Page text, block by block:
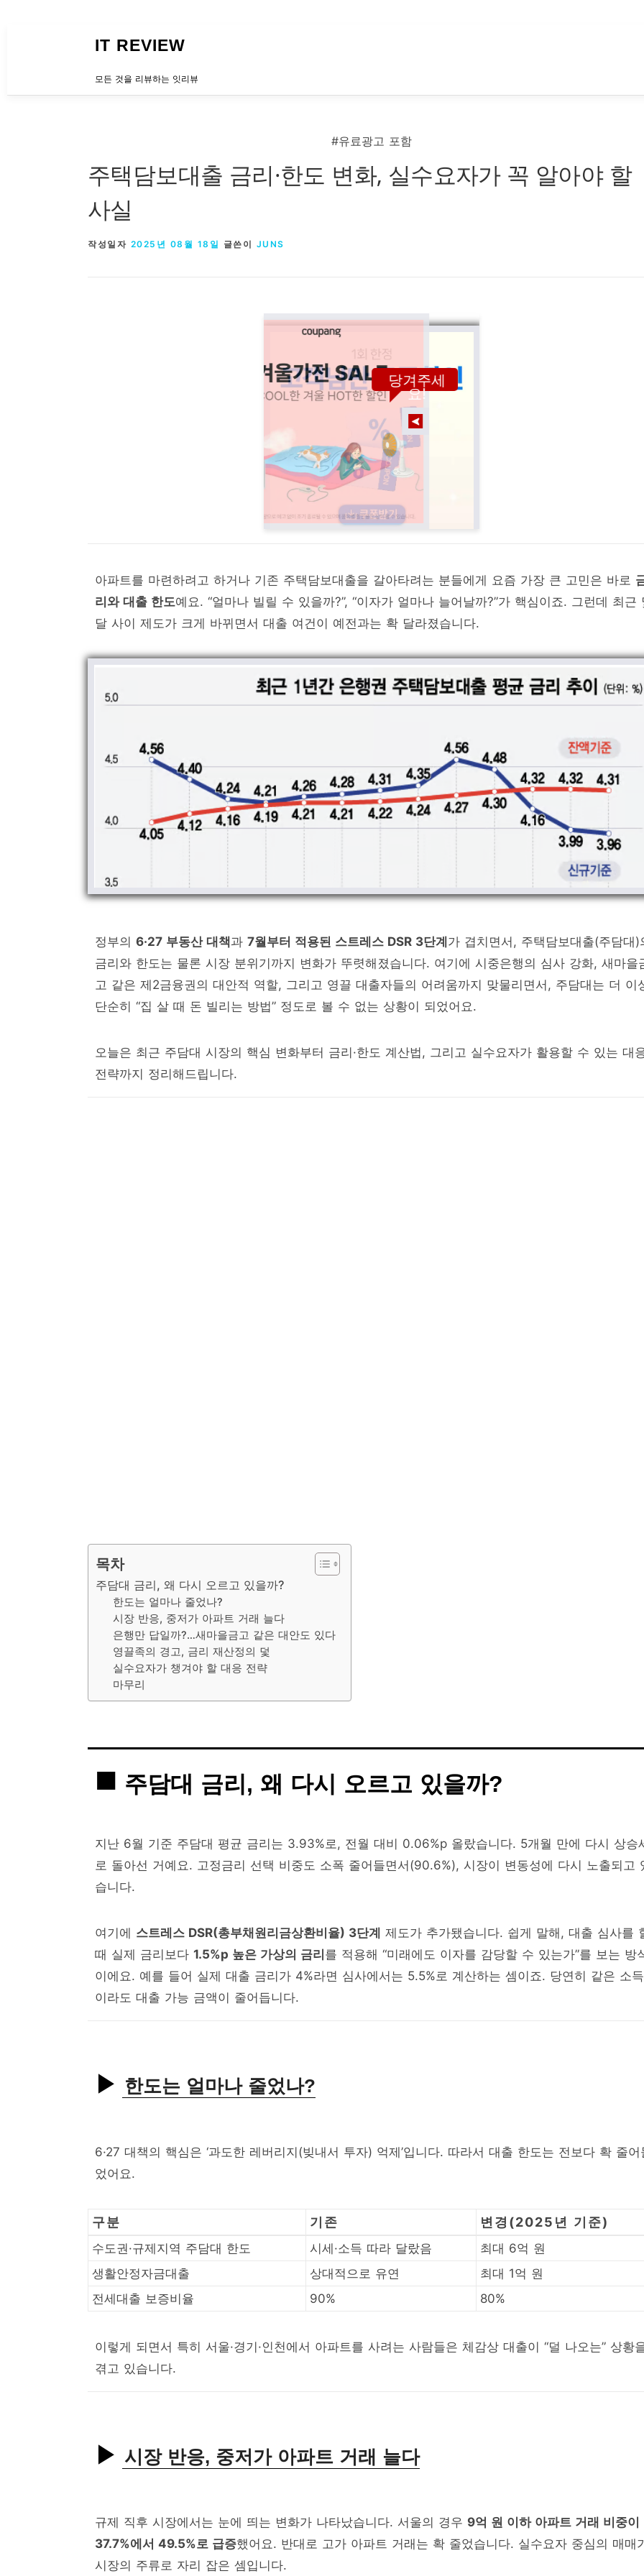
IT REVIEW
모든 것을 리뷰하는 잇리뷰
#유료광고 포함
주택담보대출 금리·한도 변화, 실수요자가 꼭 알아야 할
사실
작성일자 2025년 08월 18일 글쓴이 JUNS
당겨주세
요!
아파트를 마련하려고 하거나 기존 주택담보대출을 갈아타려는 분들에게 요즘 가장 큰 고민은 바로
리와 대출 한도예요. “얼마나 빌릴 수 있을까?”, “이자가 얼마나 늘어날까?”가 핵심이죠. 그런데 최근
달 사이 제도가 크게 바뀌면서 대출 여건이 예전과는 확 달라졌습니다.
정부의 6·27 부동산 대책과 7월부터 적용된 스트레스 DSR 3단계가 겹치면서, 주택담보대출(주담대)
금리와 한도는 물론 시장 분위기까지 변화가 뚜렷해졌습니다. 여기에 시중은행의 심사 강화, 새마을
고 같은 제2금융권의 대안적 역할, 그리고 영끌 대출자들의 어려움까지 맞물리면서, 주담대는 더 이
단순히 “집 살 때 돈 빌리는 방법” 정도로 볼 수 없는 상황이 되었어요.
오늘은 최근 주담대 시장의 핵심 변화부터 금리·한도 계산법, 그리고 실수요자가 활용할 수 있는 대
전략까지 정리해드립니다.
목차
주담대 금리, 왜 다시 오르고 있을까?
한도는 얼마나 줄었나?
시장 반응, 중저가 아파트 거래 늘다
은행만 답일까?…새마을금고 같은 대안도 있다
영끌족의 경고, 금리 재산정의 덫
실수요자가 챙겨야 할 대응 전략
마무리
주담대 금리, 왜 다시 오르고 있을까?
지난 6월 기준 주담대 평균 금리는 3.93%로, 전월 대비 0.06%p 올랐습니다. 5개월 만에 다시 상승
로 돌아선 거예요. 고정금리 선택 비중도 소폭 줄어들면서(90.6%), 시장이 변동성에 다시 노출되고
습니다.
여기에 스트레스 DSR(총부채원리금상환비율) 3단계
제도가 추가됐습니다. 쉽게 말해, 대출 심사를
때 실제 금리보다 1.5%p 높은 가상의 금리 를 적용해 “미래에도 이자를 감당할 수 있는가”를 보는 방
이에요. 예를 들어 실제 대출 금리가 4%라면 심사에서는 5.5%로 계산하는 셈이죠. 당연히 같은 소득
이라도 대출 가능 금액이 줄어듭니다.
한도는 얼마나 줄었나?
6·27 대책의 핵심은 ‘과도한 레버리지(빚내서 투자) 억제’입니다. 따라서 대출 한도는 전보다 확 줄어
었어요.
구분 기존 변경(2025년 기준)
수도권·규제지역 주담대 한도 시세·소득 따라 달랐음
최대 6억 원
생활안정자금대출
상대적으로 유연
최대 1억 원
전세대출 보증비율
90% 80%
이렇게 되면서 특히 서울·경기·인천에서 아파트를 사려는 사람들은 체감상 대출이 “덜 나오는” 상황
겪고 있습니다.
시장 반응, 중저가 아파트 거래 늘다
규제 직후 시장에서는 눈에 띄는 변화가 나타났습니다. 서울의 경우 9억 원 이하 아파트 거래 비중이
37.7%에서 49.5%로 급증했어요. 반대로 고가 아파트 거래는 확 줄었습니다. 실수요자 중심의 매매
시장의 주류로 자리 잡은 셈입니다.